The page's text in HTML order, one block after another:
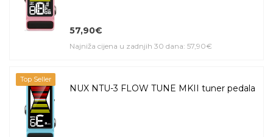
57,90€
Najniža cijena u zadnjih 30 dana: 57,90€
Top Seller
NUX NTU-3 FLOW TUNE MKII tuner pedala